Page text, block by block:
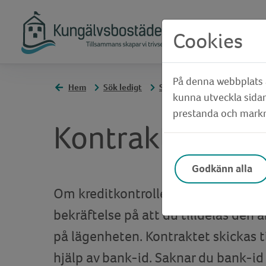
Hem Sök ledigt Så här fungerar vår
Om kreditkontrollen inte visar på
bekräftelse på att du tilldelas den
på lägenheten. Kontraktet skickas
hjälp av bank-id. Saknar du bank-
Cookies
På denna
kunna utveckla
prestanda och
Godkänn alla